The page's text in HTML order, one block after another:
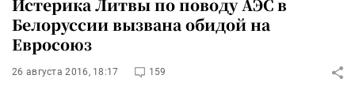
Истерика Литвы по поводу АЭС в
Белоруссии вызвана обидой на
Евросоюз
26 августа 2016, 18:17 159